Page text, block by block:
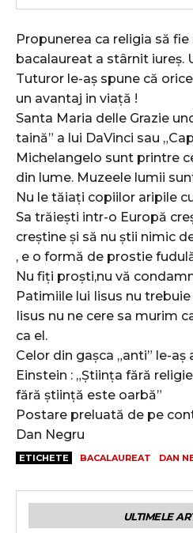
Propunerea ca religia să
bacalaureat a stârnit iureș.
Tuturor le-aș spune că
un avantaj in viață !
Santa Maria delle Grazie
taină” a lui DaVinci sau
Michelangelo sunt printre
din lume. Muzeele lumii
Nu le tăiați copiilor aripile
Sa trăiești intr-o Europă
creștine și să nu știi nimic
, e o formă de prostie
Nu fiți proști,nu vă
Patimiile lui Iisus nu trebuie
Iisus nu ne cere sa murim
ca el.
Celor din gașca „anti” le-
Einstein : „Ştiinţa fără
fără ştiinţă este oarbă”
Postare preluată de pe
Dan Negru
ETICHETE BACALAUREAT DAN
ULTIMELE